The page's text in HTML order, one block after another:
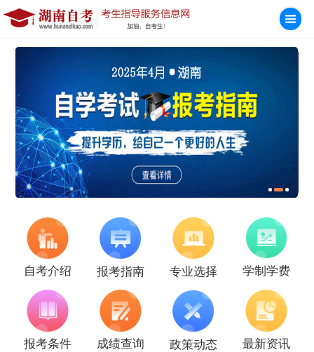
自考介绍 报考指南 专业选择 学制学费
报考条件 成绩查询 政策动态 最新资讯